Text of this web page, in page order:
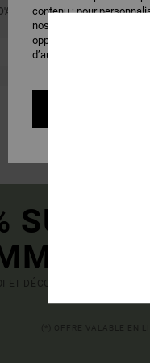
MOTS OU EXPLOREZ
SUR
ET DÉCOUVRE EN AVANT-
contenu ; pour
nos partenaires. Vous
opposer lorsque les
d’audience). Pour plus